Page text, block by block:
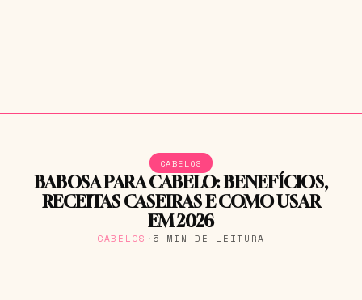
CABELOS
BABOSA PARA CABELO: BENEFÍCIOS,
RECEITAS CASEIRAS E COMO USAR
EM 2026
CABELOS · 5 MIN DE LEITURA